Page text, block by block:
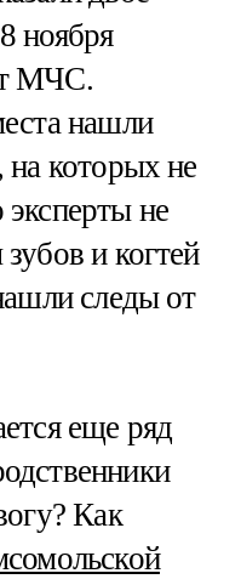
ноября
МЧС.
нашли
на которых не
не
и когтей
следы от
еще ряд
Как